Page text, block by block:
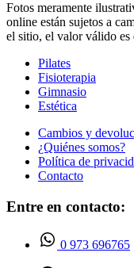
Fotos meramente
online están sujetos a
el sitio, el valor válido es
Pilates
Fisioterapia
Gimnasio
Estética
Cambios y
¿Quiénes somos?
Política de
Contacto
Entre en contacto:
0 973 696765